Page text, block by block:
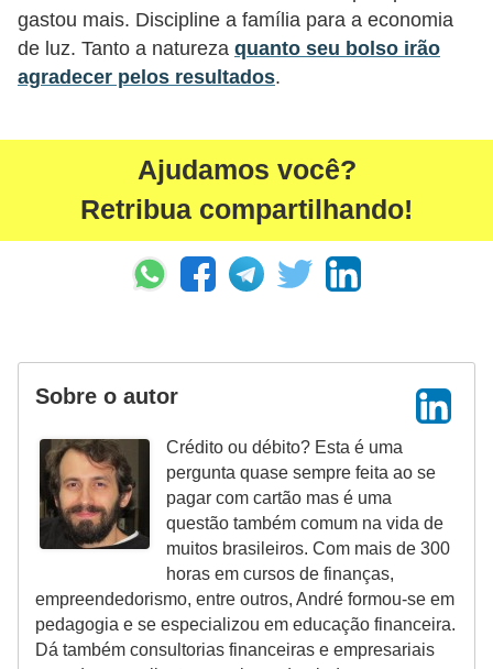
gastou mais. Discipline a família para a economia
de luz. Tanto a natureza quanto seu bolso irão
agradecer pelos resultados.
Ajudamos você?
Retribua compartilhando!
Sobre o autor
Crédito ou débito? Esta é uma
pergunta quase sempre feita ao se
pagar com cartão mas é uma
questão também comum na vida de
muitos brasileiros. Com mais de 300
horas em cursos de finanças,
empreendedorismo, entre outros, André formou-se em
pedagogia e se especializou em educação financeira.
Dá também consultorias financeiras e empresariais
i
n
a
m
F
o
r
m
a
s
d